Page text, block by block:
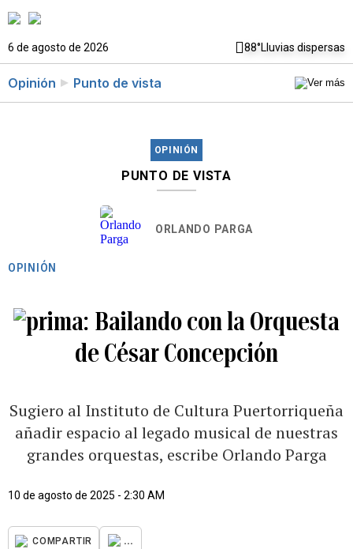
6 de agosto de 2026 88°Lluvias dispersas
Opinión Punto de vista
OPINIÓN
PUNTO DE VISTA
ORLANDO PARGA
OPINIÓN
Bailando con la Orquesta
de César Concepción
Sugiero al Instituto de Cultura Puertorriqueña
añadir espacio al legado musical de nuestras
grandes orquestas, escribe Orlando Parga
10 de agosto de 2025 - 2:30 AM
COMPARTIR ...